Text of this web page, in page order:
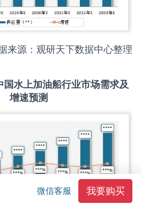
来源：观研天下数据中心整理
国水上加油船行业市场需求及
增速预测
微信客服 我要购买